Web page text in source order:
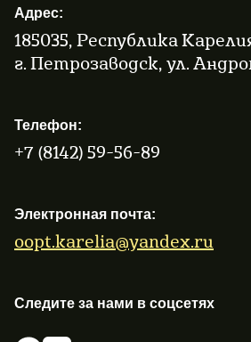
Адрес:
185035, Республика
г. Петрозаводск, ул.
Телефон:
+7 (8142) 59-56-89
Электронная почта:
oopt.karelia@yandex.ru
Следите за нами в соцсетях